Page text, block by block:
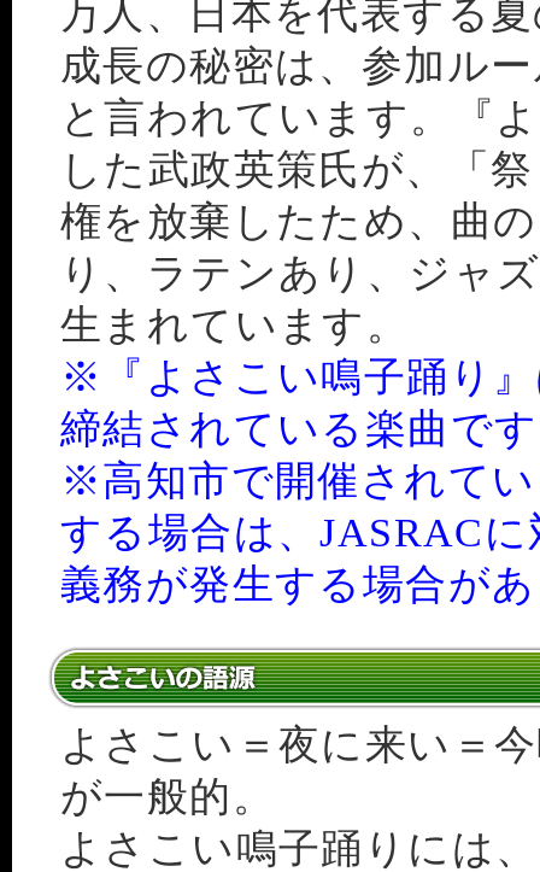
万人、日本を代表する
成長の秘密は、参加ル
と言われています。『
した武政英策氏が、「
権を放棄したため、曲
り、ラテンあり、ジャ
生まれています。
※『よさこい鳴子踊り
締結されている楽曲で
※高知市で開催されて
する場合は、JASRAC
義務が発生する場合が
よさこい＝夜に来い＝
が一般的。
よさこい鳴子踊りには